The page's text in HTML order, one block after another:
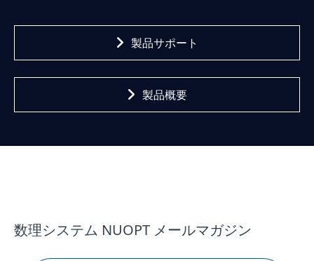
製品サポート
製品概要
数理システム NUOPT メールマガジン